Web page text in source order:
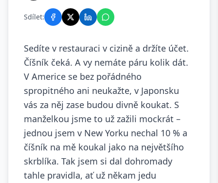
Sdílet:
Sedíte v restauraci v cizině a držíte účet.
Číšník čeká. A vy nemáte páru kolik dát.
V Americe se bez pořádného
spropitného ani neukažte, v Japonsku
vás za něj zase budou divně koukat. S
manželkou jsme to už zažili mockrát –
jednou jsem v New Yorku nechal 10 % a
číšník na mě koukal jako na největšího
skrblíka. Tak jsem si dal dohromady
tahle pravidla, ať už někam jedu